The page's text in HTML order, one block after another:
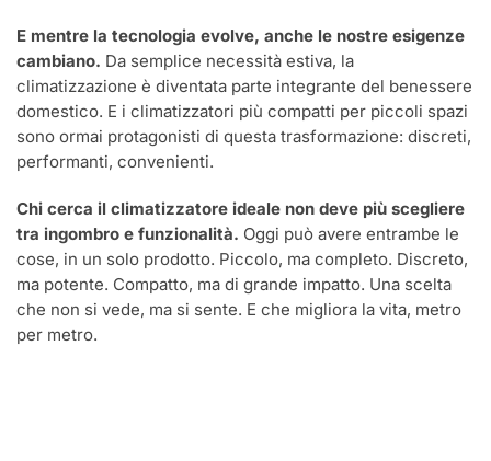
E mentre la tecnologia evolve, anche le nostre esigenze
cambiano. Da semplice necessità estiva, la
climatizzazione è diventata parte integrante del benessere
domestico. E i climatizzatori più compatti per piccoli spazi
sono ormai protagonisti di questa trasformazione: discreti,
performanti, convenienti.
Chi cerca il climatizzatore ideale non deve più scegliere
tra ingombro e funzionalità. Oggi può avere entrambe le
cose, in un solo prodotto. Piccolo, ma completo. Discreto,
ma potente. Compatto, ma di grande impatto. Una scelta
che non si vede, ma si sente. E che migliora la vita, metro
per metro.